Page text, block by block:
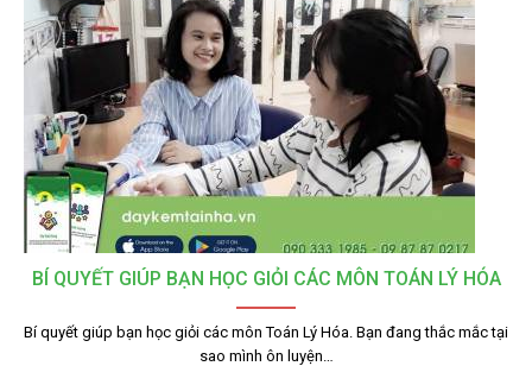
BÍ QUYẾT GIÚP BẠN HỌC GIỎI CÁC MÔN TOÁN LÝ HÓA
Bí quyết giúp bạn học giỏi các môn Toán Lý Hóa. Bạn đang thắc mắc tại
sao mình ôn luyện…